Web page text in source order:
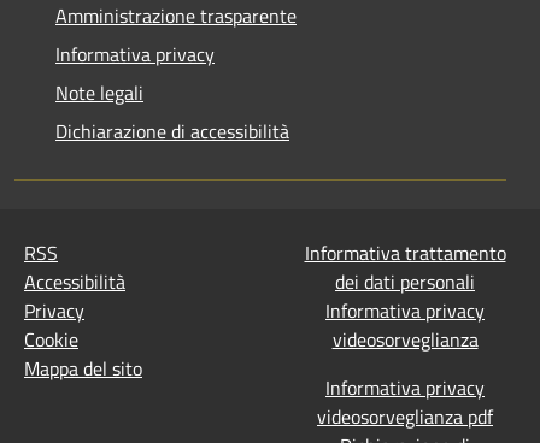
Amministrazione trasparente
Informativa privacy
Note legali
Dichiarazione di accessibilità
RSS
Accessibilità
Privacy
Cookie
Mappa del sito
Informativa trattamento
dei dati personali
Informativa privacy
videosorveglianza
Informativa privacy
videosorveglianza pdf